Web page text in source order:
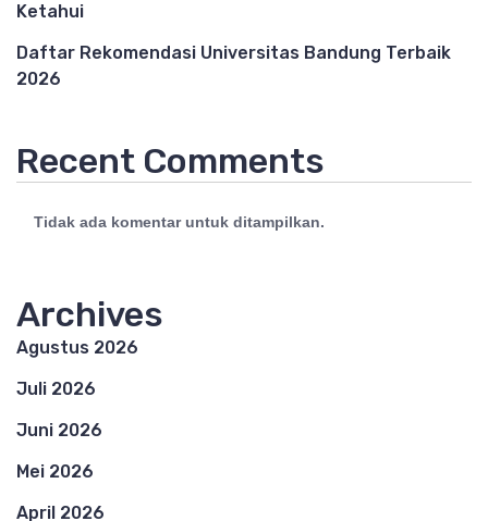
Ketahui
Daftar Rekomendasi Universitas Bandung Terbaik
2026
Recent Comments
Tidak ada komentar untuk ditampilkan.
Archives
Agustus 2026
Juli 2026
Juni 2026
Mei 2026
April 2026